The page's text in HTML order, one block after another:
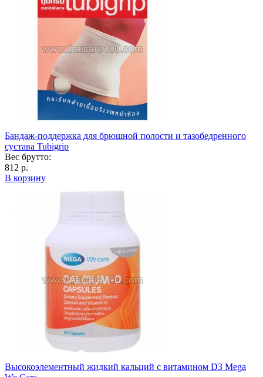
Бандаж-поддержка для брюшной полости и тазобедренного
сустава Tubigrip
Вес брутто:
812 р.
В корзину
Высокоэлементный жидкий кальций с витамином D3 Mega